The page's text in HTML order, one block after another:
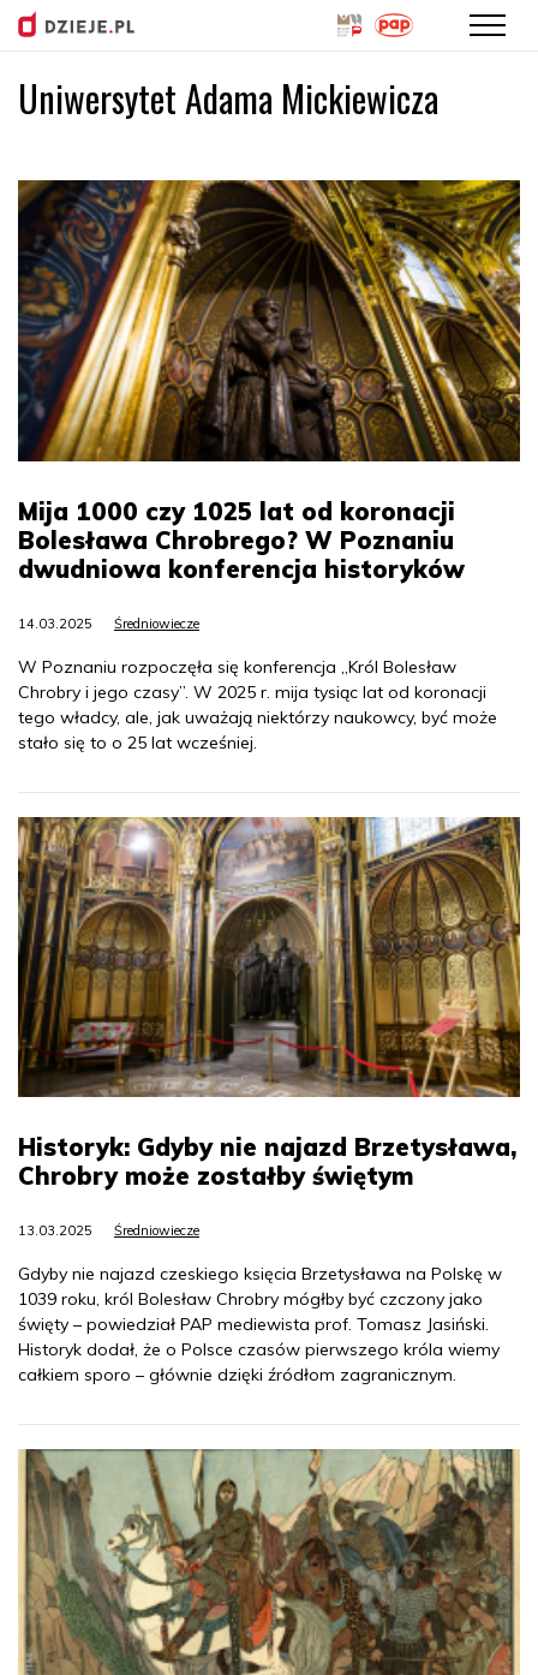
Przejdź
do
Uniwersytet Adama Mickiewicza
Mija 1000 czy 1025 lat od koronacji
Bolesława Chrobrego? W Poznaniu
dwudniowa konferencja historyków
14.03.2025 Średniowiecze
W Poznaniu rozpoczęła się konferencja „Król Bolesław
Chrobry i jego czasy”. W 2025 r. mija tysiąc lat od koronacji
tego władcy, ale, jak uważają niektórzy naukowcy, być może
stało się to o 25 lat wcześniej.
Historyk: Gdyby nie najazd Brzetysława,
Chrobry może zostałby świętym
13.03.2025 Średniowiecze
Gdyby nie najazd czeskiego księcia Brzetysława na Polskę w
1039 roku, król Bolesław Chrobry mógłby być czczony jako
święty – powiedział PAP mediewista prof. Tomasz Jasiński.
Historyk dodał, że o Polsce czasów pierwszego króla wiemy
całkiem sporo – głównie dzięki źródłom zagranicznym.